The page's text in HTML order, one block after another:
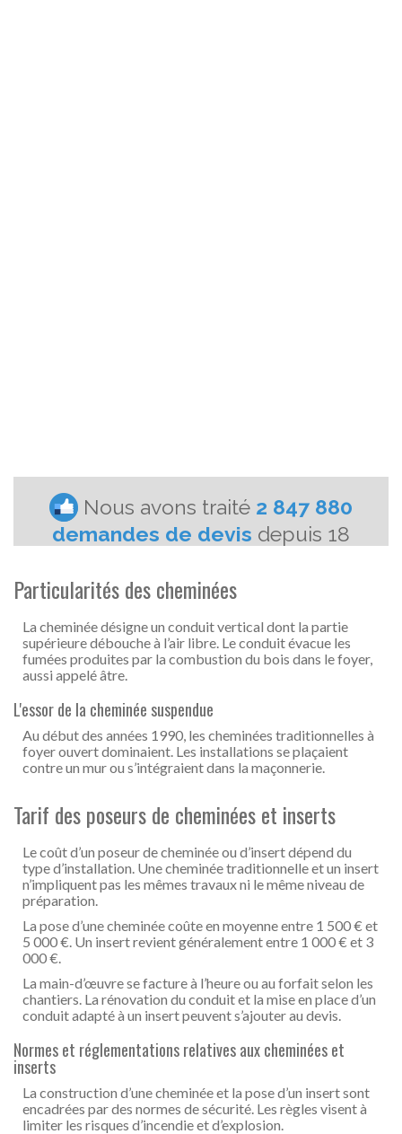
Particularités des cheminées
La cheminée désigne un conduit vertical dont la partie
supérieure débouche à l’air libre. Le conduit évacue les
fumées produites par la combustion du bois dans le foyer,
aussi appelé âtre.
L'essor de la cheminée suspendue
Au début des années 1990, les cheminées traditionnelles à
foyer ouvert dominaient. Les installations se plaçaient
contre un mur ou s’intégraient dans la maçonnerie.
Tarif des poseurs de cheminées et inserts
Le coût d’un poseur de cheminée ou d’insert dépend du
type d’installation. Une cheminée traditionnelle et un insert
n’impliquent pas les mêmes travaux ni le même niveau de
préparation.
La pose d’une cheminée coûte en moyenne entre 1 500 € et
5 000 €. Un insert revient généralement entre 1 000 € et 3
000 €.
La main-d’œuvre se facture à l’heure ou au forfait selon les
chantiers. La rénovation du conduit et la mise en place d’un
conduit adapté à un insert peuvent s’ajouter au devis.
Normes et réglementations relatives aux cheminées et
inserts
La construction d’une cheminée et la pose d’un insert sont
encadrées par des normes de sécurité. Les règles visent à
limiter les risques d’incendie et d’explosion.